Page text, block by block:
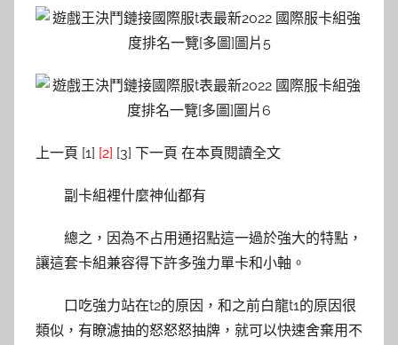
上一頁 [1] [2] [3] 下一頁 在本頁閱讀全文
副卡組裡什麼神仙都有
總之，因為不占用通招點這一過於強大的特點，
讓這套卡組兼容得下許多強力單卡和小軸。
口吃強力站在t2的原因，和之前白龍t1的原因很
類似，有瞭濾抽的怒怒怒抽牌，就可以快速舍棄用不